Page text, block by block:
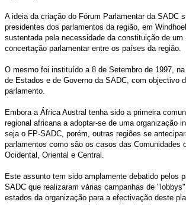
A ideia da criação do Fórum Parlamentar da SADC
presidentes dos parlamentos da região, em
sustentada pela necessidade da constituição de um
concertação parlamentar entre os países da região.
O mesmo foi instituído a 8 de Setembro de 1997,
de Estados e de Governo da SADC, com objectivo
parlamento.
Embora a África Austral tenha sido a primeira
regional africana a adoptar-se de uma organização
seja o FP-SADC, porém, outras regiões se
parlamentos como são os casos das Comunidades
Ocidental, Oriental e Central.
Este assunto tem sido amplamente debatido pelos
SADC que realizaram várias campanhas de
estados da organização para a efectivação deste